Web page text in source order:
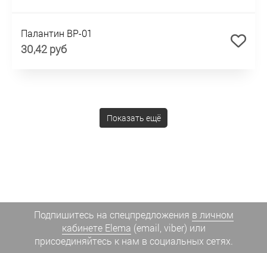
Палантин BP-01
30,42 руб
Показать ещё
Подпишитесь на спецпредложения в личном
кабинете Elema (email, viber) или
присоединяйтесь к нам в социальных сетях.